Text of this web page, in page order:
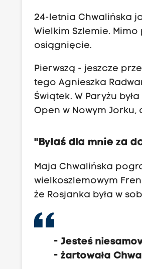
24-letnia Chwalińska
Wielkim Szlemie.
osiągnięcie.
Pierwszą - jeszcze
tego Agnieszka
Świątek. W Paryżu
Open w Nowym
"Byłaś dla mnie za
Maja Chwalińska
wielkoszlemowym
że Rosjanka była w
- Jesteś
- żartowała